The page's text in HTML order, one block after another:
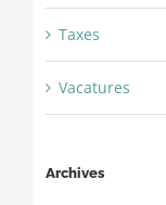
Taxes
Vacatures
Archives